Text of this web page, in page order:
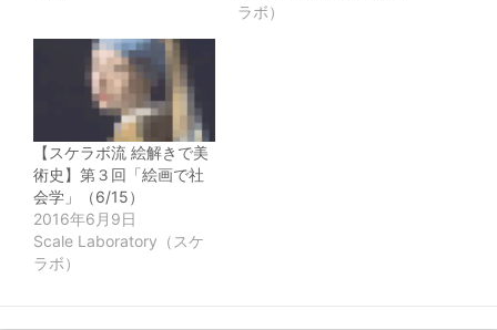
開
き
ま
ラボ）
【スケラボ流 絵解きで美
術史】第３回「絵画で社
会学」（6/15）
2016年6月9日
Scale Laboratory（スケ
ラボ）